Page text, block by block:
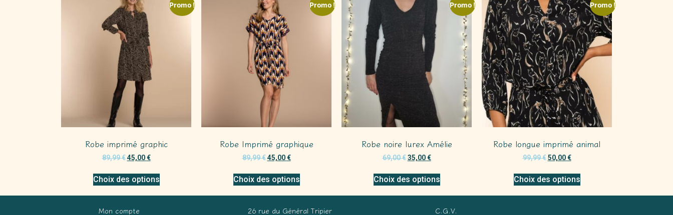
Promo !
Robe imprimé graphic
89,99€ 45,00€
Choix des options
Promo !
Robe Imprimé graphique
89,99€ 45,00€
Choix des options
Promo !
Robe noire lurex Amélie
69,00€ 35,00€
Choix des options
Promo !
Robe longue imprimé animal
99,99€ 50,00€
Choix des options
Mon compte 26 rue du Général Tripier C.G.V.